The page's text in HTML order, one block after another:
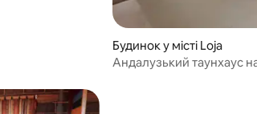
Будинок у місті Loja
Андалузький таунхаус